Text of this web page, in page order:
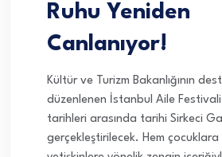
Ruhu Yeniden
Canlanıyor!
Kültür ve Turizm Bakanlığının
düzenlenen İstanbul Aile
tarihleri arasında tarihi Sirkeci
gerçekleştirilecek. Hem çocuklara